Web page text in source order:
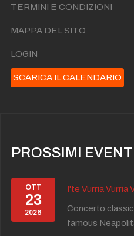
TERMINI E CONDIZIONI
MAPPA DEL SITO
LOGIN
SCARICA IL CALENDARIO
PROSSIMI
OTT
23
2026
I'te Vurria Vurria
Concerto
famous